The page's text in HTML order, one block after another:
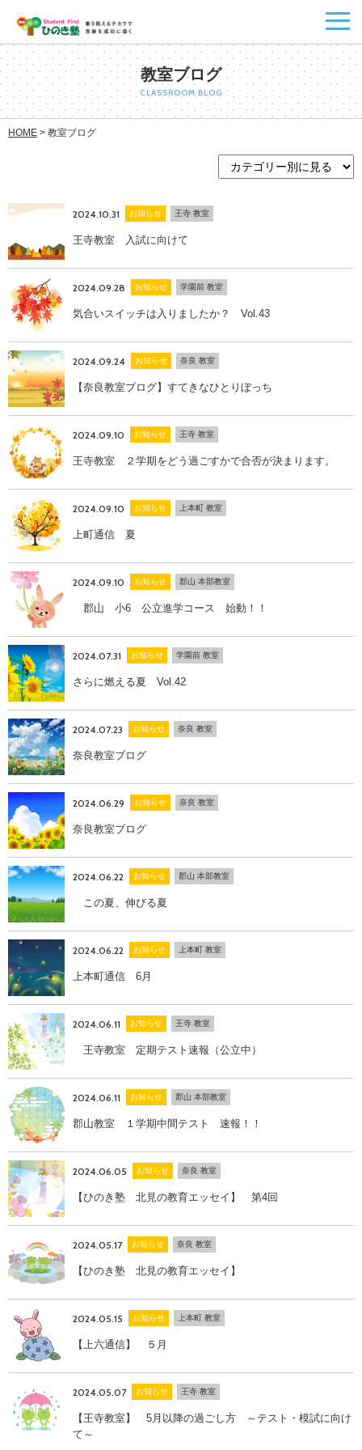
教室ブログ
CLASSROOM BLOG
HOME > 教室ブログ
2024.10.31 お知らせ 王寺 教室
王寺教室 入試に向けて
2024.09.28 お知らせ 学園前 教室
気合いスイッチは入りましたか？ Vol.43
2024.09.24 お知らせ 奈良 教室
【奈良教室ブログ】すてきなひとりぼっち
2024.09.10 お知らせ 王寺 教室
王寺教室 ２学期をどう過ごすかで合否が決まります。
2024.09.10 お知らせ 上本町 教室
上町通信 夏
2024.09.10 お知らせ 郡山 本部教室
郡山 小6 公立進学コース 始動！！
2024.07.31 お知らせ 学園前 教室
さらに燃える夏 Vol.42
2024.07.23 お知らせ 奈良 教室
奈良教室ブログ
2024.06.29 お知らせ 奈良 教室
奈良教室ブログ
2024.06.22 お知らせ 郡山 本部教室
この夏、伸びる夏
2024.06.22 お知らせ 上本町 教室
上本町通信 6月
2024.06.11 お知らせ 王寺 教室
王寺教室 定期テスト速報（公立中）
2024.06.11 お知らせ 郡山 本部教室
郡山教室 １学期中間テスト 速報！！
2024.06.05 お知らせ 奈良 教室
【ひのき塾 北見の教育エッセイ】 第4回
2024.05.17 お知らせ 奈良 教室
【ひのき塾 北見の教育エッセイ】
2024.05.15 お知らせ 上本町 教室
【上六通信】 ５月
2024.05.07 お知らせ 王寺 教室
【王寺教室】 5月以降の過ごし方 ～テスト・模試に向け
て～
メールでのお問い合わせ